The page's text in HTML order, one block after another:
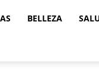
BELLEZA